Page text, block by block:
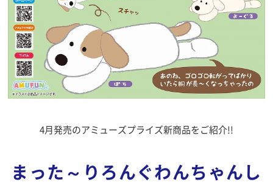
4月発売のアミューズプライズ新商品をご紹介!!
まった～りろんぐわんちゃんし